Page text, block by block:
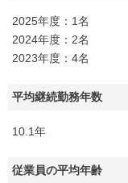
2025年度：1名
2024年度：2名
2023年度：4名
平均継続勤務年数
10.1年
従業員の平均年齢